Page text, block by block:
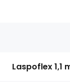
Laspoflex 1,1